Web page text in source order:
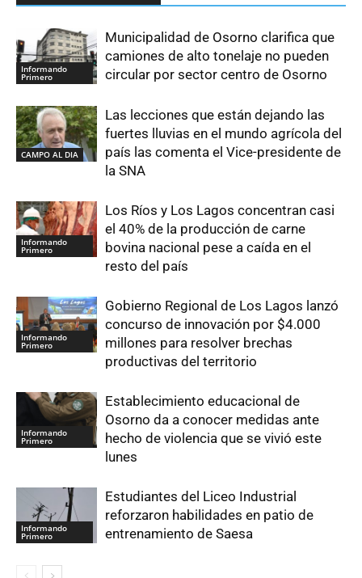
Informando
Primero
Municipalidad de Osorno clarifica que
camiones de alto tonelaje no pueden
circular por sector centro de Osorno
CAMPO AL DIA
Las lecciones que están dejando las
fuertes lluvias en el mundo agrícola del
país las comenta el Vice-presidente de
la SNA
Informando
Primero
Los Ríos y Los Lagos concentran casi
el 40% de la producción de carne
bovina nacional pese a caída en el
resto del país
Informando
Primero
Gobierno Regional de Los Lagos lanzó
concurso de innovación por $4.000
millones para resolver brechas
productivas del territorio
Informando
Primero
Establecimiento educacional de
Osorno da a conocer medidas ante
hecho de violencia que se vivió este
lunes
Informando
Primero
Estudiantes del Liceo Industrial
reforzaron habilidades en patio de
entrenamiento de Saesa